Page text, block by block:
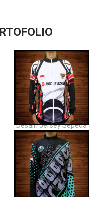
Desain Jersey Sepeda